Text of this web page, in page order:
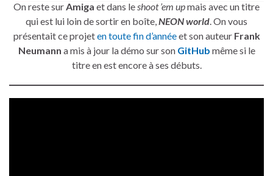
On reste surAmiga et dans leshoot ’em upmais avec un titre
qui est lui loin de sortir en boîte,NEON world. On vous
présentait ce projeten toute fin d’annéeet son auteur Frank
Neumann a mis à jour la démo sur son GitHub même si le
titre en est encore à ses débuts.